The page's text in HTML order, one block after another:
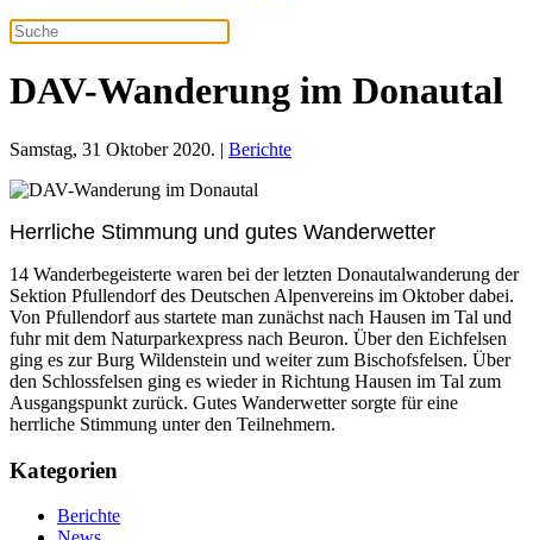
DAV-Wanderung im Donautal
Samstag, 31 Oktober 2020. | Berichte
Herrliche Stimmung und gutes Wanderwetter
14 Wanderbegeisterte waren bei der letzten Donautalwanderung der
Sektion Pfullendorf des Deutschen Alpenvereins im Oktober dabei.
Von Pfullendorf aus startete man zunächst nach Hausen im Tal und
fuhr mit dem Naturparkexpress nach Beuron. Über den Eichfelsen
ging es zur Burg Wildenstein und weiter zum Bischofsfelsen. Über
den Schlossfelsen ging es wieder in Richtung Hausen im Tal zum
Ausgangspunkt zurück. Gutes Wanderwetter sorgte für eine
herrliche Stimmung unter den Teilnehmern.
Kategorien
Berichte